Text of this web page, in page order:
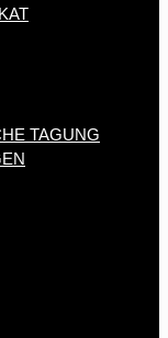
TAGUNG